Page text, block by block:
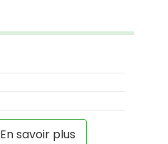
En savoir plus